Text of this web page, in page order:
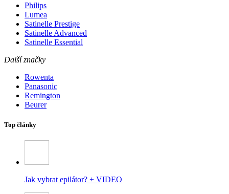
Philips
Lumea
Satinelle Prestige
Satinelle Advanced
Satinelle Essential
Další značky
Rowenta
Panasonic
Remington
Beurer
Top články
Jak vybrat epilátor? + VIDEO